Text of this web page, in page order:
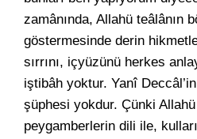
zamânında, Allahü teâlânın
göstermesinde derin
sırrını, içyüzünü herkes
iştibâh yoktur. Yanî
şüphesi yokdur. Çünki
peygamberlerin dili ile,